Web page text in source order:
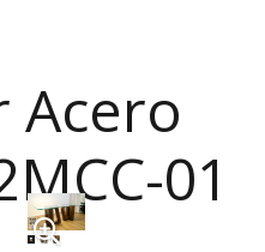
Acero
01